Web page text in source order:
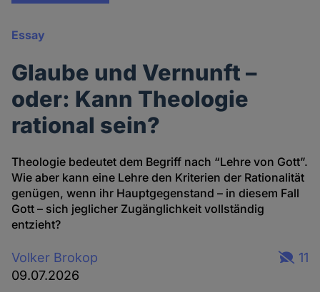
Essay
Glaube und Vernunft –
oder: Kann Theologie
rational sein?
Theologie bedeutet dem Begriff nach “Lehre von Gott”.
Wie aber kann eine Lehre den Kriterien der Rationalität
genügen, wenn ihr Hauptgegenstand – in diesem Fall
Gott – sich jeglicher Zugänglichkeit vollständig
entzieht?
Volker Brokop
09.07.2026
11